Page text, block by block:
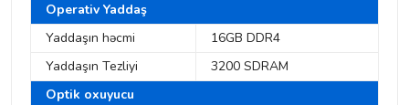
Operativ Yaddaş
Yaddaşın həcmi
16GB DDR4
Yaddaşın Tezliyi
3200 SDRAM
Optik oxuyucu